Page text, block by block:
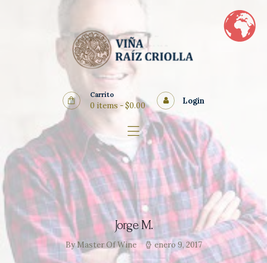
Carrito
0 items -$0.00 Login
Jorge M.
By Master Of Wine enero 9, 2017
Quienes Somos
Nosotros
Contacto